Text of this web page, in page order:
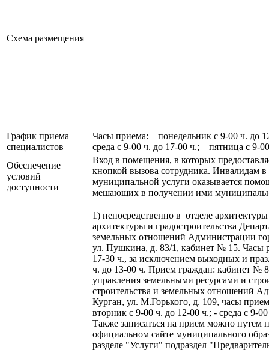
Схема размещения
График приема
специалистов
Часы приема: – понедельник с 9-00 ч. до
среда с 9-00 ч. до 17-00 ч.; – пятница с 9-
Обеспечение
условий
доступности
Вход в помещения, в которых
кнопкой вызова сотрудника. Инвалидам в
муниципальной услуги оказывается
мешающих в получении ими
1) непосредственно в отделе
архитектуры и градостроительства
земельных отношений Администрации
ул. Пушкина, д. 83/1, кабинет № 15. Часы
17-30 ч., за исключением выходных и
ч. до 13-00 ч. Прием граждан: кабинет №
управления земельными ресурсами и
строительства и земельных отношений
Курган, ул. М.Горького, д. 109, часы
вторник с 9-00 ч. до 12-00 ч.; - среда с 9-
Также записаться на прием можно путем
официальном сайте муниципального
разделе "Услуги" подраздел